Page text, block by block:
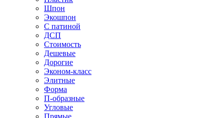
Шпон
Экошпон
С патиной
ДСП
Стоимость
Дешевые
Дорогие
Эконом-класс
Элитные
Форма
П-образные
Угловые
Прямые